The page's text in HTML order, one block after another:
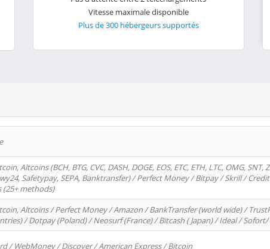
Vitesse maximale disponible
Plus de 300 hébergeurs supportés
Altcoins (BCH, BTG, CVC, DASH, DOGE, EOS, ETC, ETH, LTC, OMG, SNT,
Safetypay, SEPA, Banktransfer) / Perfect Money / Bitpay / Skrill /
methods)
Altcoins / Perfect Money / Amazon / BankTransfer (world wide) /
/ Dotpay (Poland) / Neosurf (France) / Bitcash ( Japan) / Ideal /
/ WebMoney / Discover / American Express / Bitcoin